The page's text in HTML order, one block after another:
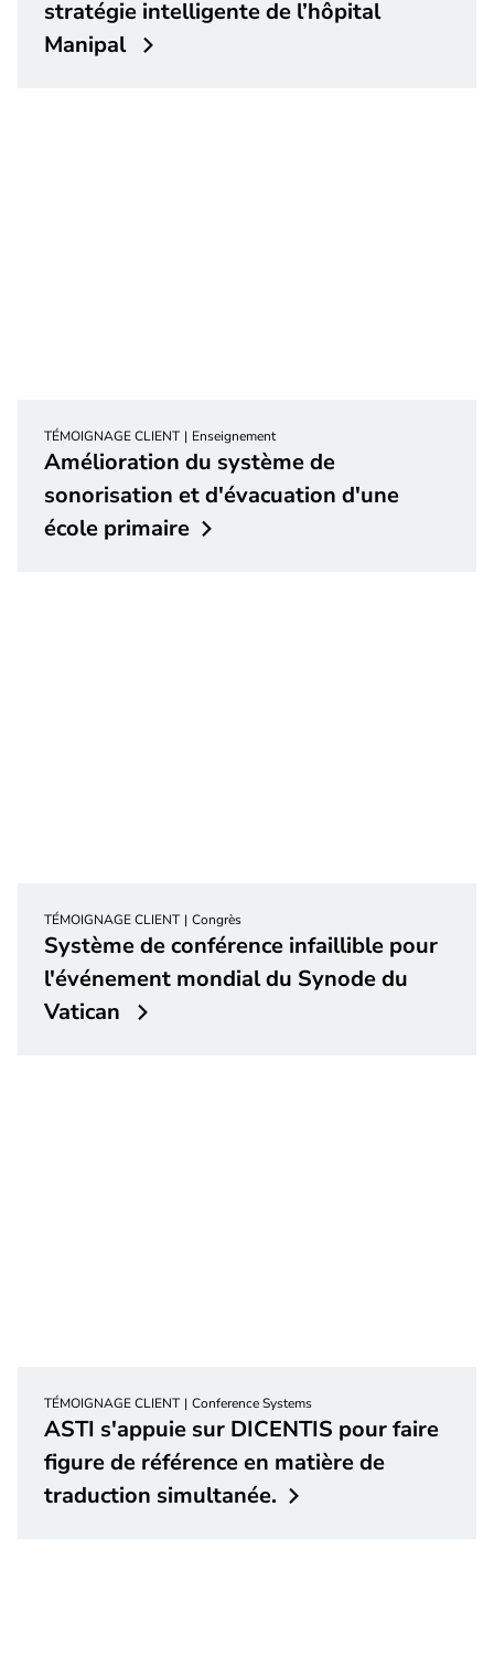
stratégie intelligente de l’hôpital
Manipal
TÉMOIGNAGE CLIENT Enseignement
Amélioration du système de
sonorisation et d'évacuation d'une
école primaire
TÉMOIGNAGE CLIENT Congrès
Système de conférence infaillible pour
l'événement mondial du Synode du
Vatican
TÉMOIGNAGE CLIENT Conference Systems
ASTI s'appuie sur DICENTIS pour faire
figure de référence en matière de
traduction simultanée.